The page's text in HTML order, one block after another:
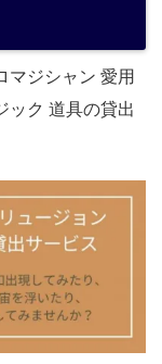
マジシャン 愛用
ック 道具の貸出